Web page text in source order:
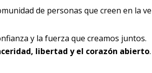
de personas que creen en la
y la fuerza que creamos juntos.
libertad y el corazón abierto.